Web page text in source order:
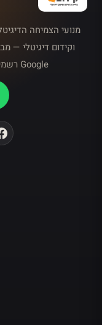
מנועי הצמיחה
Google רשמי, 15 שנות ניסיון, 3,000+ לקוחות.